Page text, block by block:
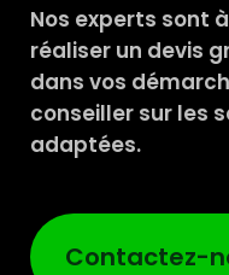
Nos experts sont
réaliser un devis
dans vos
conseiller sur les
adaptées.
Contactez-